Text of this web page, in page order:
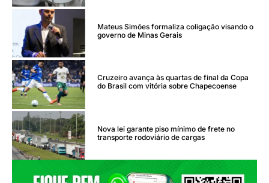
Mateus Simões formaliza coligação visando o
governo de Minas Gerais
Cruzeiro avança às quartas de final da Copa
do Brasil com vitória sobre Chapecoense
Nova lei garante piso mínimo de frete no
transporte rodoviário de cargas